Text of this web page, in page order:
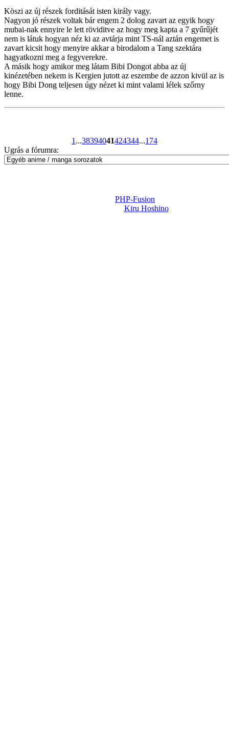
Köszi az új részek forditását isten király vagy.
Nagyon jó részek voltak bár engem 2 dolog zavart az egyik hogy
mubai-nak ennyire le lett röviditve az hogy meg kapta a 7 gyűrűjét
nem is látuk hogyan néz ki az avtárja mint TS-nál aztán engemet is
zavart kicsit hogy menyire akkar a birodalom a Tang szektára
hagyatkozni meg a fegyverekre.
A másik hogy amikor meg látam Bibi Dongot abba az új
kinézetében nekem is Kergien jutott az eszembe de azzon kivül az is
hogy Bibi Dong teljesen úgy nézet ki mint valami lélek szőrny
lenne.
1 ...38394041424344...174
Ugrás a fórumra:
PHP-Fusion
Kiru Hoshino